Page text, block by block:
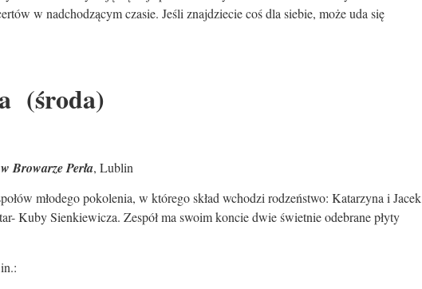
w nadchodzącym czasie. Jeśli znajdziecie coś dla siebie, może uda się
(środa)
Browarze Perła, Lublin
młodego pokolenia, w którego skład wchodzi rodzeństwo: Katarzyna i Jacek
Kuby Sienkiewicza. Zespół ma swoim koncie dwie świetnie odebrane płyty